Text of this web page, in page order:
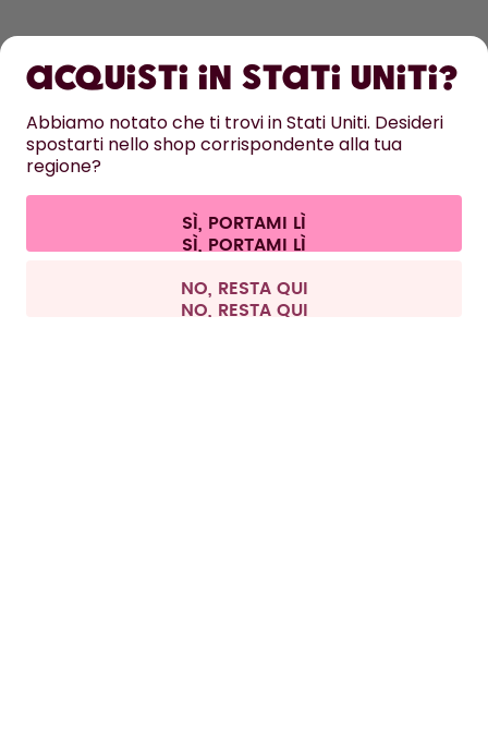
ASSISTENZA
CONTATTI
Informativa sulla privacy Informazioni legali
Recedere dal contratto
Tutti i prezzi sono comprensivi di tasse ed escludono i costi di
spedizione.
Acquisti in Stati Uniti?
Abbiamo notato che ti trovi in Stati Uniti. Desideri
spostarti nello shop corrispondente alla tua
regione?
SÌ, PORTAMI LÌ
NO, RESTA QUI